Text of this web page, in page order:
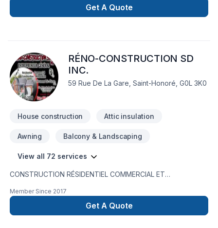
Madeleine, combinant expérience, innovation et rigueur.
Nous privilégions la transparence, l'écoute et l'efficacité
d'exception, centré sur vos besoins et vos aspirations.
Get A Quote
RÉNO-CONSTRUCTION SD
INC.
59 Rue De La Gare, Saint-Honoré, G0L 3K0
House construction Attic insulation
Awning Balcony & Landscaping
View all 72 services
CONSTRUCTION RÉSIDENTIEL COMMERCIAL ET
Member Since 2017
Get A Quote